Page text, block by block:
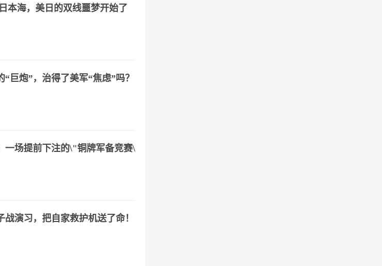
本海，美日的双线噩梦开始了
“巨炮”，治得了美军“焦虑”吗？
一场提前下注的\"铜牌军备竞赛\"
战演习，把自家救护机送了命！